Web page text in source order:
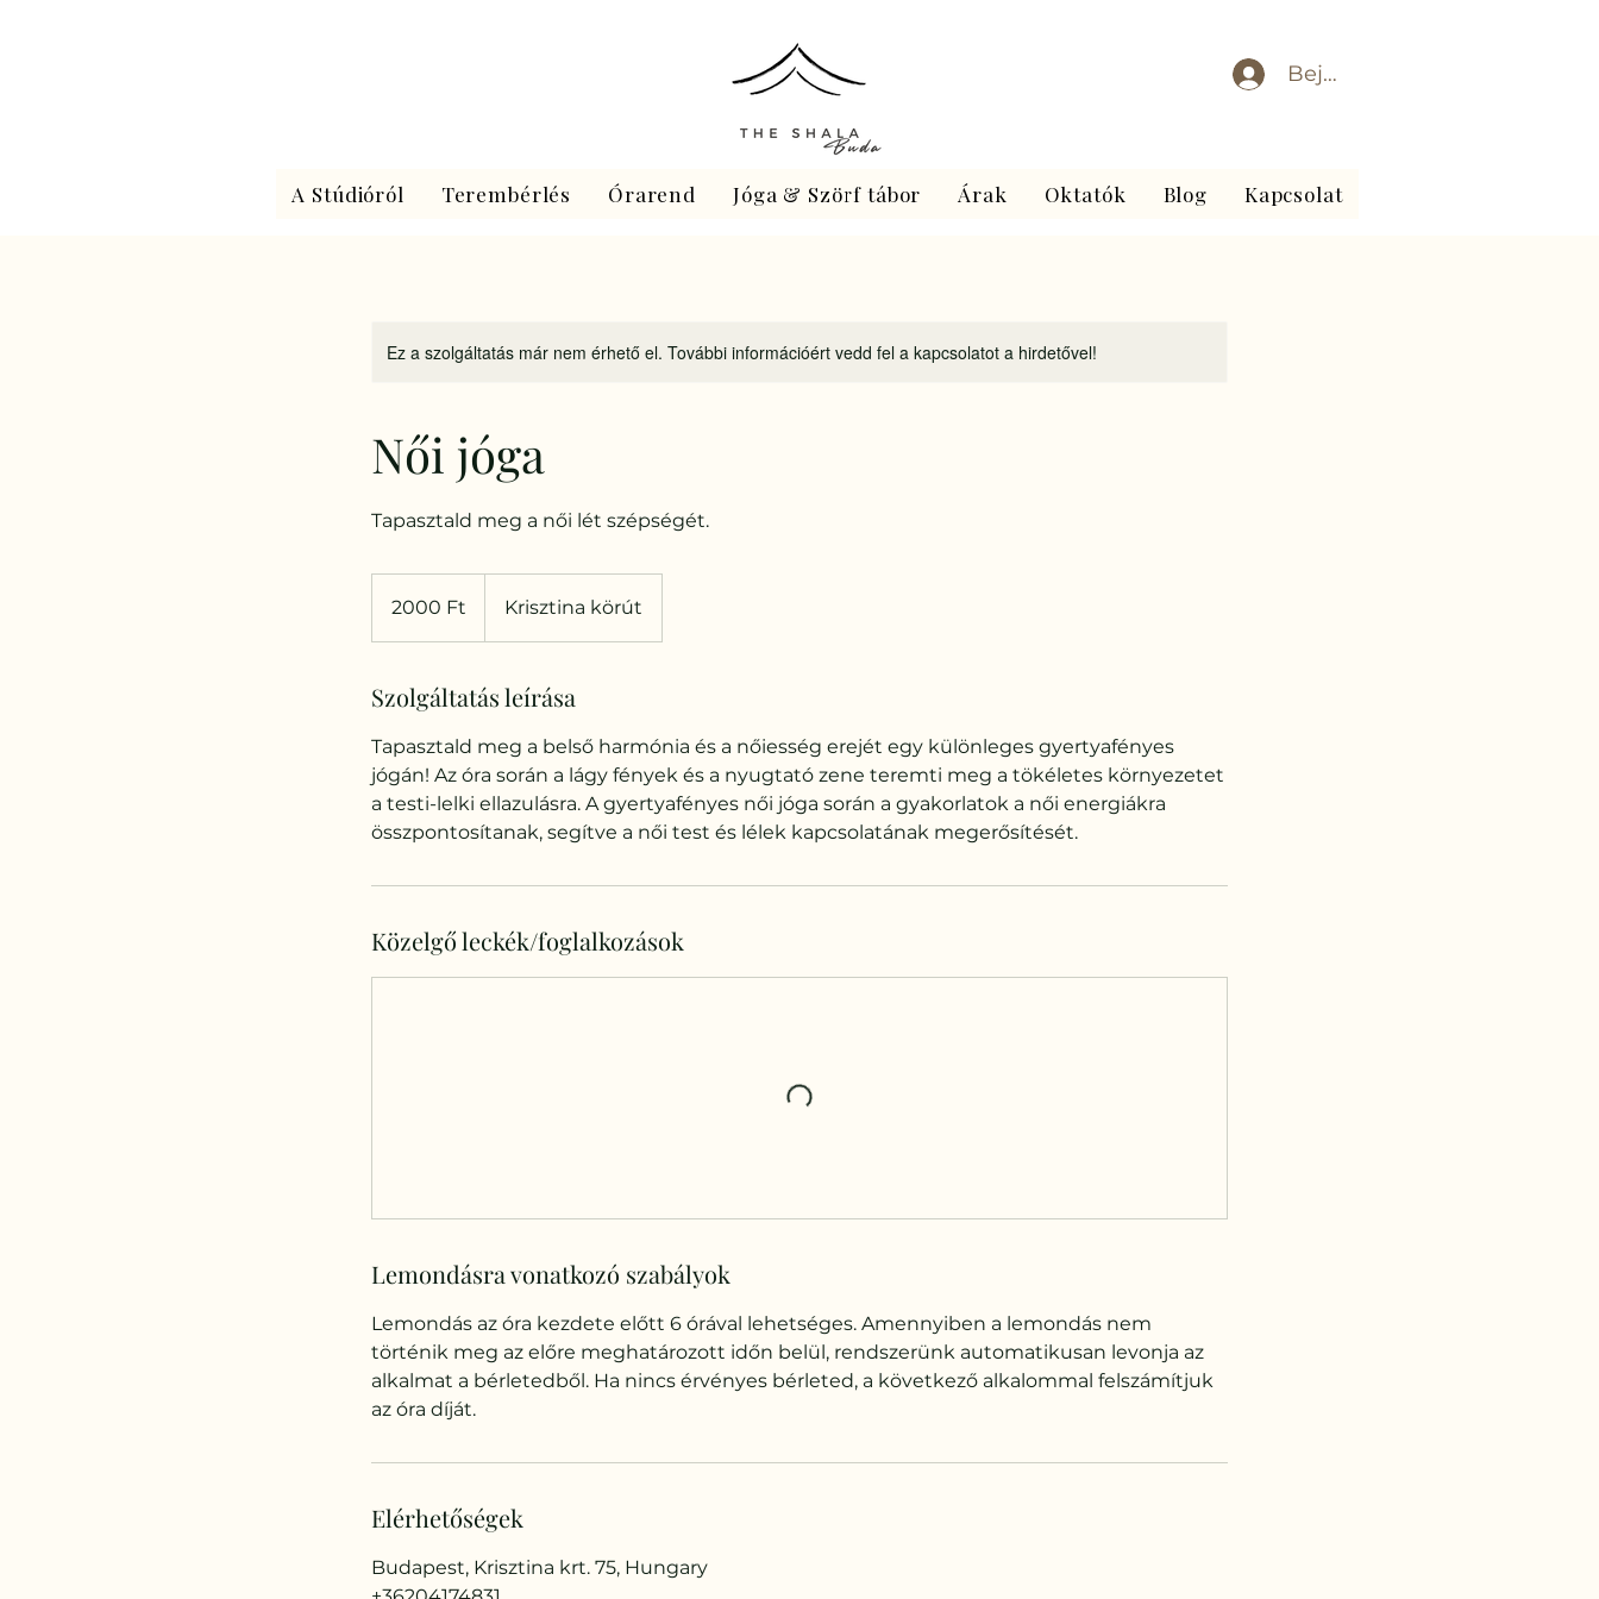
Bejelentkezés
A Stúdióról Terembérlés Órarend Jóga & Szörf tábor Árak Oktatók Blog Kapcsolat
Ez a szolgáltatás már nem érhető el. További információért vedd fel a kapcsolatot a hirdetővel!
Női jóga
Tapasztald meg a női lét szépségét.
forint2000 Ft Krisztina körút
Szolgáltatás leírása
Tapasztald meg a belső harmónia és a nőiesség erejét egy különleges gyertyafényes
jógán! Az óra során a lágy fények és a nyugtató zene teremti meg a tökéletes környezetet
a testi-lelki ellazulásra. A gyertyafényes női jóga során a gyakorlatok a női energiákra
összpontosítanak, segítve a női test és lélek kapcsolatának megerősítését.
Közelgő leckék/foglalkozások
Lemondásra vonatkozó szabályok
Lemondás az óra kezdete előtt 6 órával lehetséges. Amennyiben a lemondás nem
történik meg az előre meghatározott időn belül, rendszerünk automatikusan levonja az
alkalmat a bérletedből. Ha nincs érvényes bérleted, a következő alkalommal felszámítjuk
az óra díját.
Elérhetőségek
Budapest, Krisztina krt. 75, Hungary